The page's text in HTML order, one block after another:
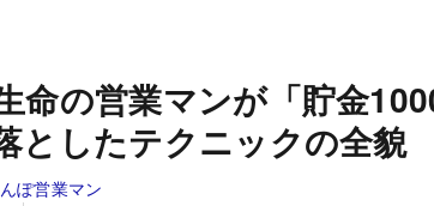
命の営業マンが「貯金
としたテクニックの全貌
ぽ営業マン